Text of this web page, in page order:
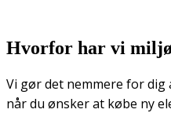
Hvorfor har vi
Vi gør det nemmere for
når du ønsker at købe ny